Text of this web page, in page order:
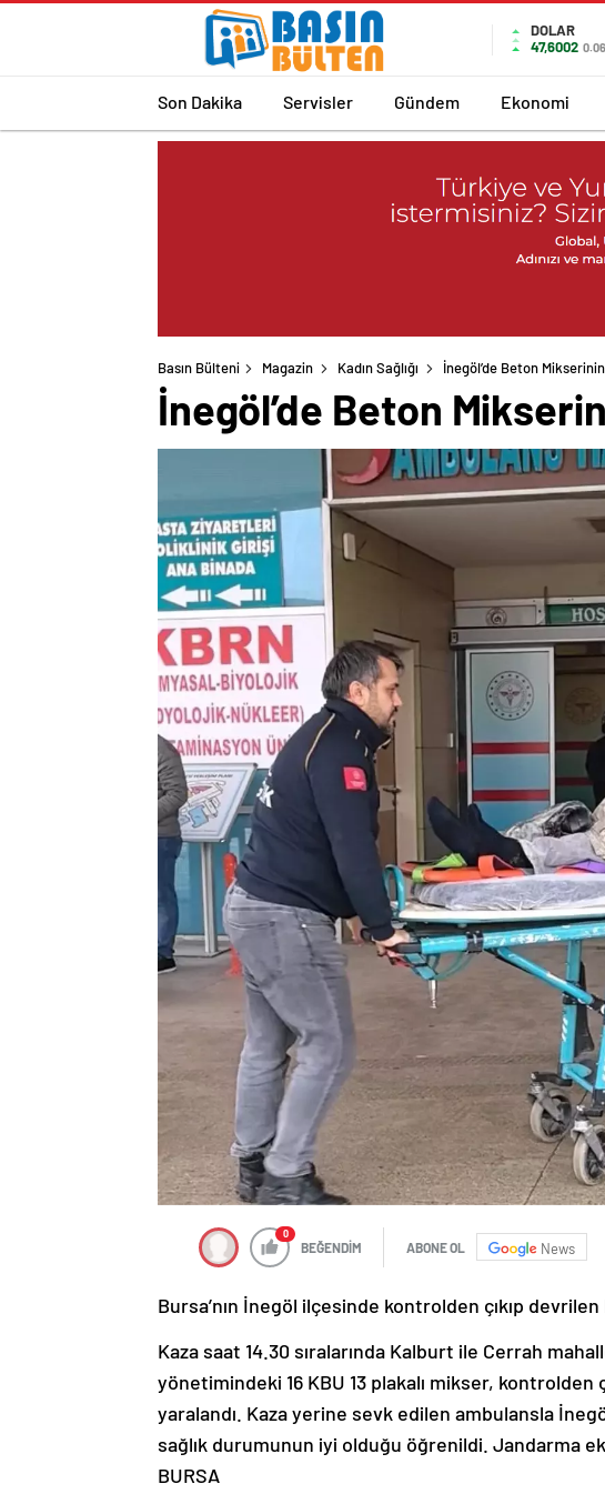
DOLAR
47,6002
Son Dakika Servisler Gündem Ekonomi
Basın Bülteni Magazin Kadın Sağlığı İnegöl’de Beton
İnegöl’de Beton
0
BEĞENDİM ABONE OL News
Bursa’nın İnegöl ilçesinde kontrolden çıkıp
Kaza saat 14.30 sıralarında Kalburt ile Cerrah
yönetimindeki 16 KBU 13 plakalı mikser,
yaralandı. Kaza yerine sevk edilen ambulansla
sağlık durumunun iyi olduğu öğrenildi. Jandarma
BURSA